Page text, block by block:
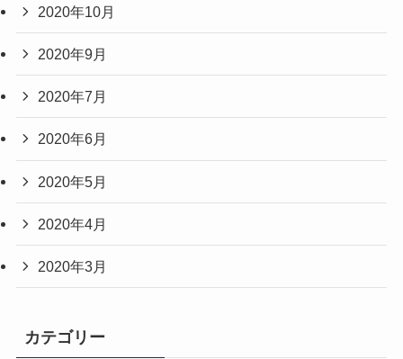
2020年10月
2020年9月
2020年7月
2020年6月
2020年5月
2020年4月
2020年3月
カテゴリー